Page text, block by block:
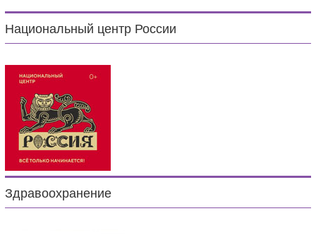
Национальный центр России
Здравоохранение